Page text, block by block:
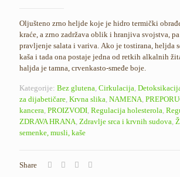
Oljušteno zrno heljde koje je hidro termički
kraće, a zrno zadržava oblik i hranjiva svojstva,
pravljenje salata i variva. Ako je tostirana, heljda
kaša i tada ona postaje jedna od retkih alkalnih
haljda je tamna, crvenkasto-smeđe boje.
Kategorije: Bez glutena, Cirkulacija,
za dijabetičare, Krvna slika, NAMENA,
kancera, PROIZVODI, Regulacija holesterola,
ZDRAVA HRANA, Zdravlje srca i krvnih sudova,
semenke, musli, kaše
Share